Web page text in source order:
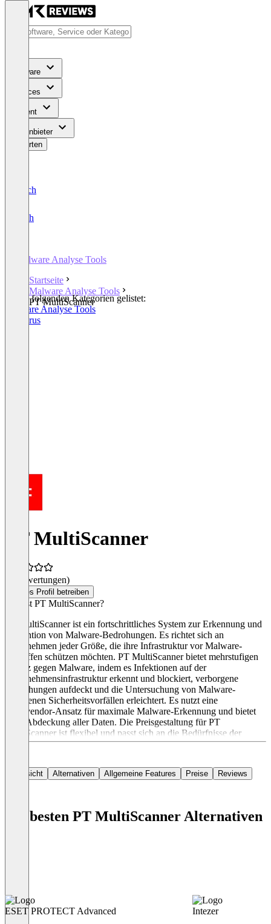
Software
Services
Content
Für Anbieter
Bewerten
Deutsch
English
Malware Analyse Tools
Startseite
Malware Analyse Tools
PT MultiScanner
In den folgenden Kategorien gelistet:
Malware Analyse Tools
Antivirus
PT MultiScanner
(0 Bewertungen)
Dieses Profil betreiben
Was ist PT MultiScanner?
PT MultiScanner ist ein fortschrittliches System zur Erkennung und
Prävention von Malware-Bedrohungen. Es richtet sich an
Unternehmen jeder Größe, die ihre Infrastruktur vor Malware-
Angriffen schützen möchten. PT MultiScanner bietet mehrstufigen
Schutz gegen Malware, indem es Infektionen auf der
Unternehmensinfrastruktur erkennt und blockiert, verborgene
Bedrohungen aufdeckt und die Untersuchung von Malware-
bezogenen Sicherheitsvorfällen erleichtert. Es nutzt eine
Multivendor-Ansatz für maximale Malware-Erkennung und bietet
volle Abdeckung aller Daten. Die Preisgestaltung für PT
MultiScanner ist flexibel und passt sich an die Bedürfnisse der
Anwender*innen an.
Übersicht Alternativen Allgemeine Features Preise Reviews
Die besten PT MultiScanner Alternativen
ESET PROTECT Advanced Intezer